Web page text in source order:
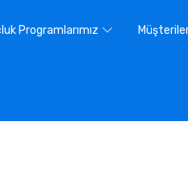
Programlarımız